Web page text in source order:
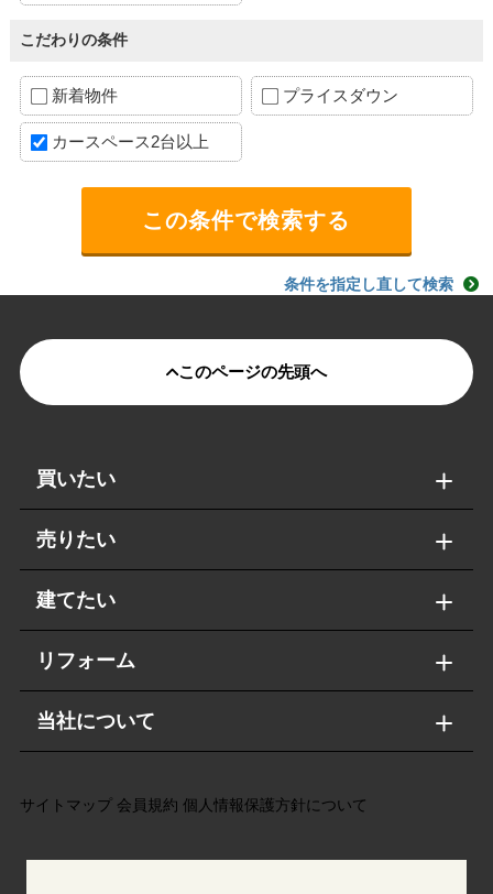
こだわりの条件
新着物件 プライスダウン
カースペース2台以上
条件を指定し直して検索
このページの先頭へ
買いたい
売りたい
建てたい
リフォーム
当社について
サイトマップ 会員規約 個人情報保護方針について